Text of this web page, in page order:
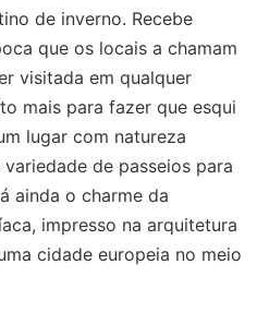
de inverno. Recebe
que os locais a chamam
visitada em qualquer
mais para fazer que esqui
lugar com natureza
de passeios para
ainda o charme da
impresso na arquitetura
cidade europeia no meio